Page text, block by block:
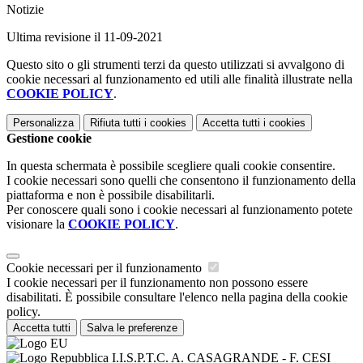
Notizie
Ultima revisione il 11-09-2021
Questo sito o gli strumenti terzi da questo utilizzati si avvalgono di
cookie necessari al funzionamento ed utili alle finalità illustrate nella
COOKIE POLICY.
Personalizza Rifiuta tutti i cookies Accetta tutti i cookies
Gestione cookie
In questa schermata è possibile scegliere quali cookie consentire.
I cookie necessari sono quelli che consentono il funzionamento della
piattaforma e non è possibile disabilitarli.
Per conoscere quali sono i cookie necessari al funzionamento potete
visionare la COOKIE POLICY.
Cookie necessari per il funzionamento
I cookie necessari per il funzionamento non possono essere
disabilitati. È possibile consultare l'elenco nella pagina della cookie
policy.
Accetta tutti Salva le preferenze
I.I.S.P.T.C. A. CASAGRANDE - F. CESI